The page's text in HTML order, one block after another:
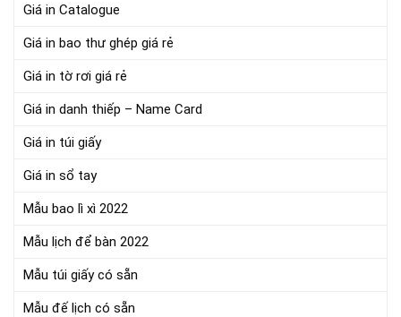
Giá in Catalogue
Giá in bao thư ghép giá rẻ
Giá in tờ rơi giá rẻ
Giá in danh thiếp – Name Card
Giá in túi giấy
Giá in sổ tay
Mẫu bao lì xì 2022
Mẫu lịch để bàn 2022
Mẫu túi giấy có sẵn
Mẫu đế lịch có sẵn